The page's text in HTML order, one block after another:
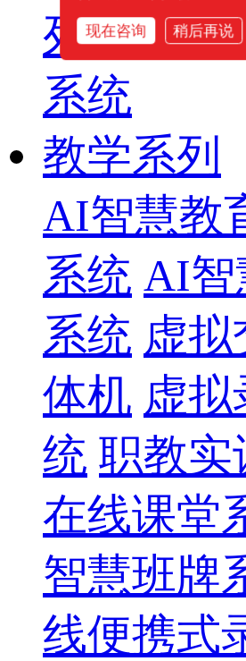
列 智慧影
系统
教学系列
AI智慧教
系统 AI智
系统 虚拟
体机 虚拟
统 职教实
在线课堂
智慧班牌
线便携式
现在咨询 稍后再说